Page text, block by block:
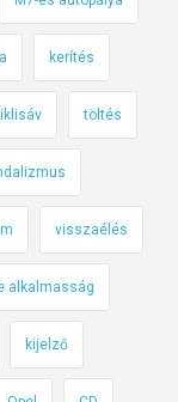
kerítés
töltés
visszaélés
alkalmasság
kijelző